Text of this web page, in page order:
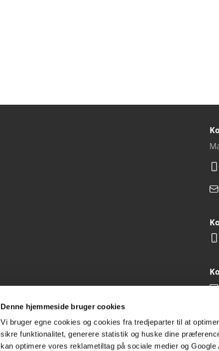
Denne hjemmeside bruger cookies
Vi bruger egne cookies og cookies fra tredjeparter til at
sikre funktionalitet, generere statistik og huske dine
kan optimere vores reklametiltag på sociale medier og